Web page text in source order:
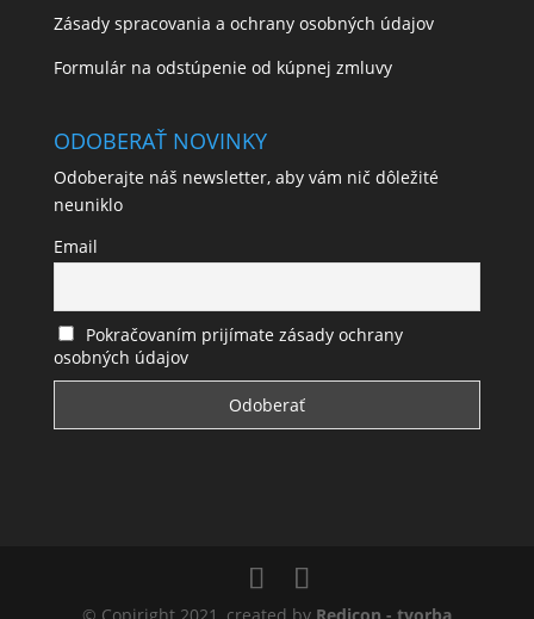
Zásady spracovania a ochrany osobných údajov
Formulár na odstúpenie od kúpnej zmluvy
ODOBERAŤ NOVINKY
Odoberajte náš newsletter, aby vám nič dôležité
neuniklo
Email
Pokračovaním prijímate zásady ochrany
osobných údajov